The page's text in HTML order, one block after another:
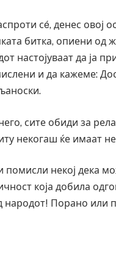
сé, денес овој
битка, опиени од
настојуваат да ја
и да кажеме:
сите обиди за
некогаш ќе имаат
помисли некој дека
која добила
народот! Порано или